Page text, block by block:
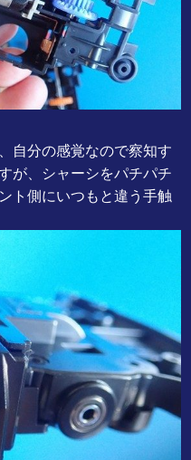
自分の感覚なので察知す
が、シャーシをパチパチ
ト側にいつもと違う手触